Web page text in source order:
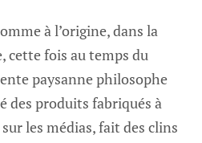
à l’origine, dans la
cette fois au temps du
paysanne philosophe
des produits fabriqués à
les médias, fait des clins